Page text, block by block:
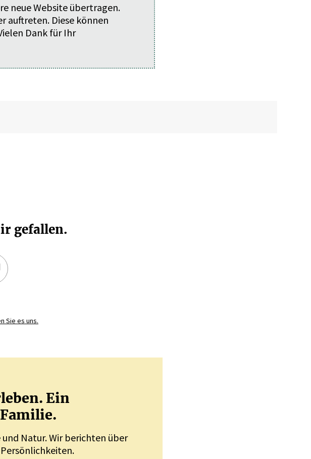
neue Website übertragen.
auftreten. Diese können
Dank für Ihr
gefallen.
Sie es uns.
Ein
Natur. Wir berichten über